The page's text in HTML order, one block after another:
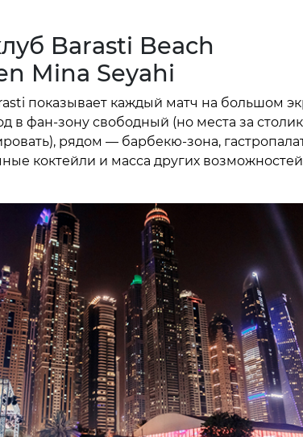
Barasti Beach
Mina Seyahi
показывает каждый матч на большом
в фан-зону свободный (но места за
рядом — барбекю-зона,
коктейли и масса других возможностей